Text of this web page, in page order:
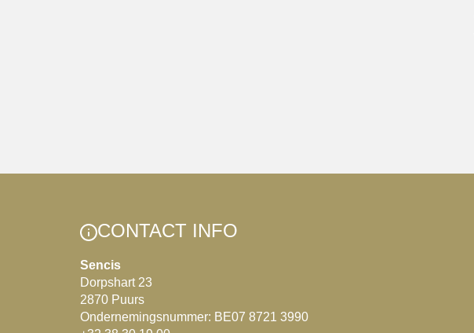
CONTACT INFO
Sencis
Dorpshart 23
2870 Puurs
Ondernemingsnummer: BE07 8721 3990